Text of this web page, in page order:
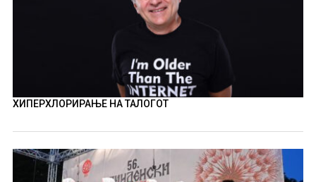
ХИПЕРХЛОРИРАЊЕ НА ТАЛОГОТ